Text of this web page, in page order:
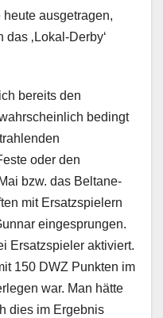
ausgetragen,
‚Lokal-Derby‘
bereits den
bedingt
oder den
bzw. das Beltane-
mit Ersatzspielern
eingesprungen.
Ersatzspieler aktiviert.
150 DWZ Punkten im
war. Man hätte
dies im Ergebnis